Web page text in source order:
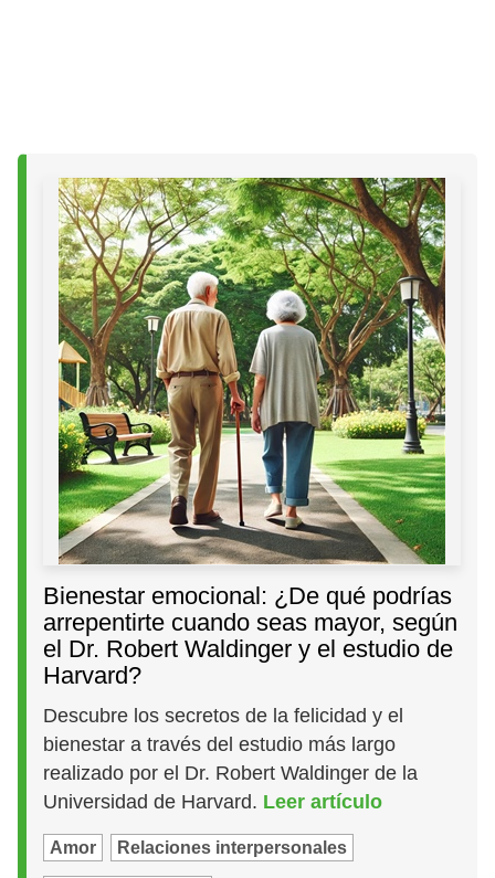
Bienestar emocional: ¿De qué podrías
arrepentirte cuando seas mayor, según
el Dr. Robert Waldinger y el estudio de
Harvard?
Descubre los secretos de la felicidad y el
bienestar a través del estudio más largo
realizado por el Dr. Robert Waldinger de la
Universidad de Harvard. Leer artículo
Amor Relaciones interpersonales